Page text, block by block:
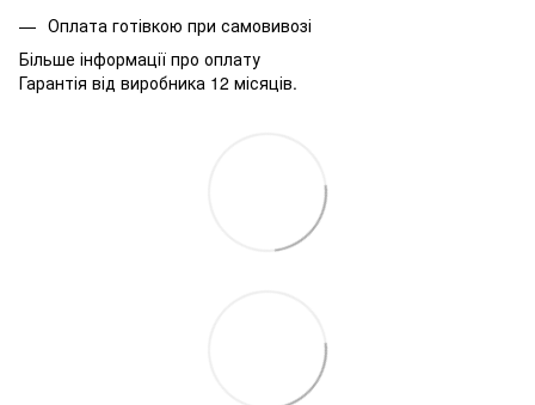
Оплата готівкою при самовивозі
Більше інформації про оплату
Гарантія від виробника 12 місяців.